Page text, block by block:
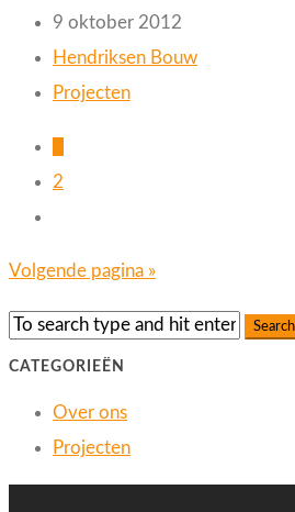
9 oktober 2012
Hendriksen Bouw
Projecten
2
Volgende pagina »
CATEGORIEËN
Over ons
Projecten